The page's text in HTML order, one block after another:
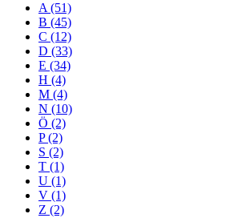
A (51)
B (45)
C (12)
D (33)
E (34)
H (4)
M (4)
N (10)
Ö (2)
P(2)
S (2)
T (1)
U (1)
V (1)
Z (2)